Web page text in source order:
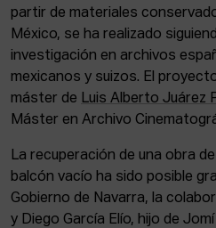
partir de materiales
México, se ha realizado
investigación en archivos
mexicanos y suizos. El
máster de Luis Alberto Juárez
Máster en Archivo
La recuperación de una obra
balcón vacío ha sido posible
Gobierno de Navarra, la
y Diego García Elío, hijo de